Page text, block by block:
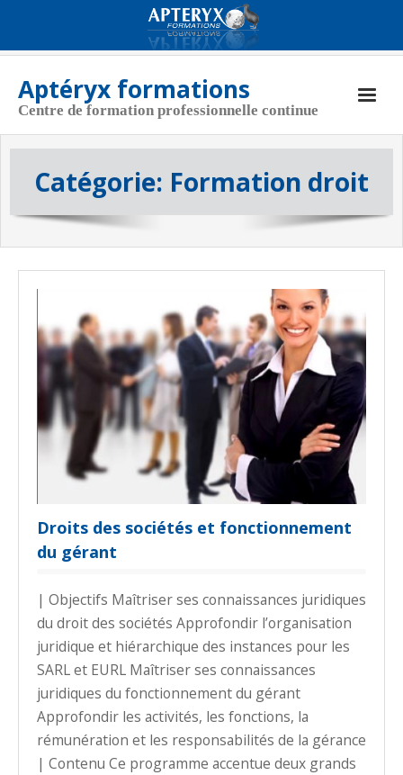
Aptéryx formations
Centre de formation professionnelle continue
Aptéryx Formations
Coordonnées
Actualités
CGV
Politique de cookies (UE)
Catégorie: Formation droit
Droits des sociétés et fonctionnement
du gérant
| Objectifs Maîtriser ses connaissances juridiques
du droit des sociétés Approfondir l’organisation
juridique et hiérarchique des instances pour les
SARL et EURL Maîtriser ses connaissances
juridiques du fonctionnement du gérant
Approfondir les activités, les fonctions, la
rémunération et les responsabilités de la gérance
| Contenu Ce programme accentue deux grands